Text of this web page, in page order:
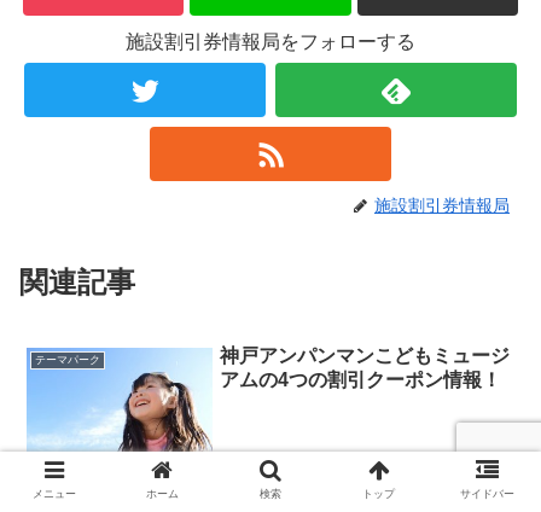
施設割引券情報局をフォローする
施設割引券情報局
関連記事
テーマパーク
神戸アンパンマンこどもミュージ
アムの4つの割引クーポン情報！
兵庫県神戸市にある神戸アンパンマンこどもミュージアム＆モール
メニュー ホーム 検索 トップ サイドバー